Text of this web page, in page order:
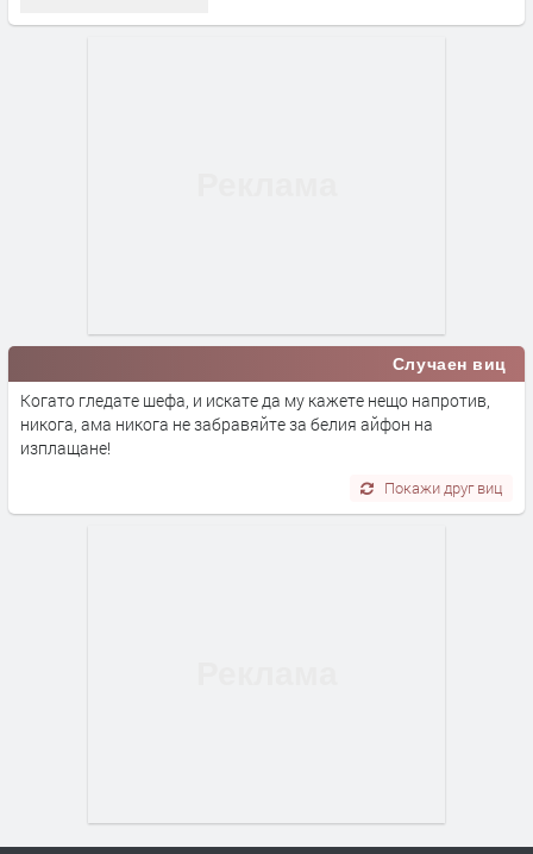
Случаен виц
Когато гледате шефа, и искате да му кажете нещо напротив,
никога, ама никога не забравяйте за белия айфон на
изплащане!
Покажи друг виц